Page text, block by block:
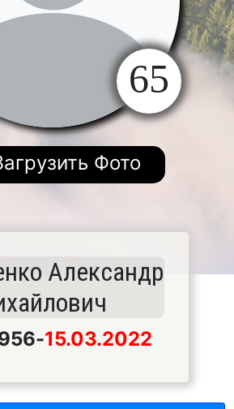
65
Фото
Александр
-15.03.2022